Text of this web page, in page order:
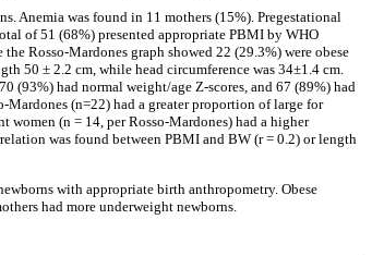
Anemia was found in 11 mothers (15%). Pregestational
of 51 (68%) presented appropriate PBMI by WHO
Rosso-Mardones graph showed 22 (29.3%) were obese
50 ± 2.2 cm, while head circumference was 34±1.4 cm.
(93%) had normal weight/age Z-scores, and 67 (89%) had
Mardones (n=22) had a greater proportion of large for
women (n = 14, per Rosso-Mardones) had a higher
was found between PBMI and BW (r = 0.2) or length
with appropriate birth anthropometry. Obese
had more underweight newborns.